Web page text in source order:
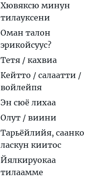
Хювяксю минун
тилауксени
Оман талон
эрикойсуус?
Тетя / кахвиа
Кейтто / салаатти /
войлейпя
Эн сюё лихаа
Олут / виини
Тарьёйлийя, саанко
ласкун киитос
Йялкируокаа
тилаамме